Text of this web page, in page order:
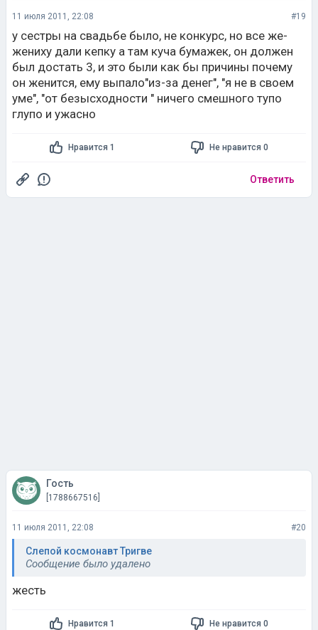
11 июля 2011, 22:08 #19
у сестры на свадьбе было, не конкурс, но все же-
жениху дали кепку а там куча бумажек, он должен
был достать 3, и это были как бы причины почему
он женится, ему выпало"из-за денег", "я не в своем
уме", "от безысходности " ничего смешного тупо
глупо и ужасно
Нравится 1 Не нравится 0
Ответить
Гость
[1788667516]
11 июля 2011, 22:08 #20
Слепой космонавт Тригве
Сообщение было удалено
жесть
Нравится 1 Не нравится 0